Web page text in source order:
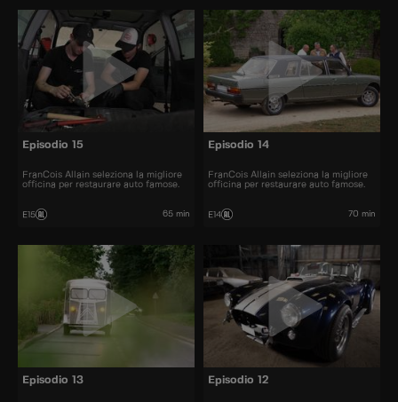
Episodio 15
FranCois Allain seleziona la migliore
officina per restaurare auto famose.
E15 65 min
Episodio 14
FranCois Allain seleziona la migliore
officina per restaurare auto famose.
E14 70 min
Episodio 13 Episodio 12